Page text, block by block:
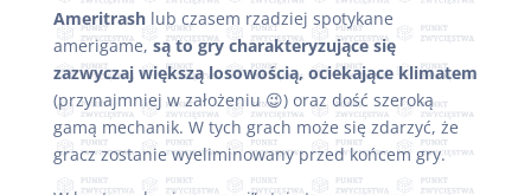
Ameritrashlub czasem rzadziej spotykane
amerigame, są to gry charakteryzujące się
zazwyczaj większą losowością, ociekające klimatem
(przynajmniej w założeniu 😉) oraz dość szeroką
gamą mechanik. W tych grach może się zdarzyć, że
gracz zostanie wyeliminowany przed końcem gry.